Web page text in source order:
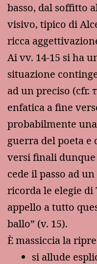
basso, dal soffitto
visivo, tipico di
ricca
Ai vv. 14-15 si ha
situazione
ad un preciso (cfr.
enfatica a fine
probabilmente
guerra del poeta e
versi finali
cede il passo ad
ricorda le elegie di
appello a tutto
ballo” (v. 15).
È massiccia la
si allude